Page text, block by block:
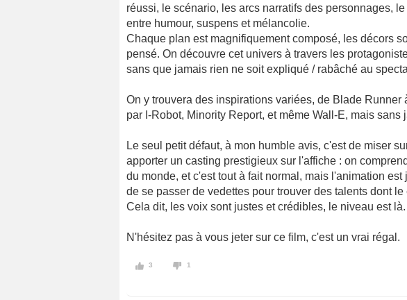
réussi, le scénario, les arcs narratifs des personnages,
entre humour, suspens et mélancolie.
Chaque plan est magnifiquement composé, les décors
pensé. On découvre cet univers à travers les
sans que jamais rien ne soit expliqué / rabâché au
On y trouvera des inspirations variées, de Blade Runner
par I-Robot, Minority Report, et même Wall-E, mais sans
Le seul petit défaut, à mon humble avis, c'est de miser
apporter un casting prestigieux sur l'affiche : on
du monde, et c'est tout à fait normal, mais l'animation
de se passer de vedettes pour trouver des talents dont
Cela dit, les voix sont justes et crédibles, le niveau est là.
N'hésitez pas à vous jeter sur ce film, c'est un vrai régal.
3 1